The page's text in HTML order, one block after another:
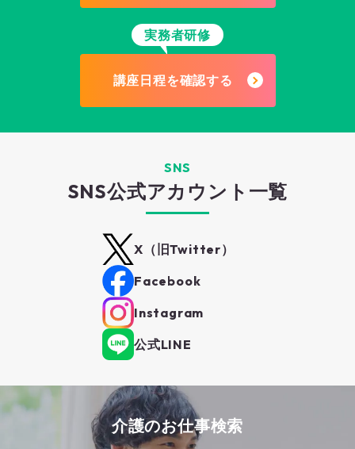
実務者研修
講座日程を確認する
SNS
SNS公式アカウント一覧
公式LINE
Instagram
Facebook
X（旧Twitter）
介護のお仕事検索